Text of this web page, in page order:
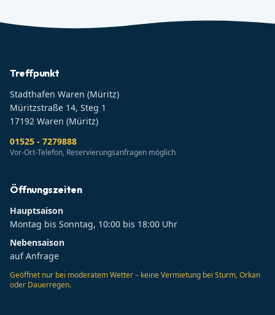
Treffpunkt
Stadthafen Waren (Müritz)
Müritzstraße 14, Steg 1
17192 Waren (Müritz)
01525 - 7279888
Vor-Ort-Telefon, Reservierungsanfragen möglich
Öffnungszeiten
Hauptsaison
Montag bis Sonntag, 10:00 bis 18:00 Uhr
Nebensaison
auf Anfrage
Geöffnet nur bei moderatem Wetter – keine Vermietung bei Sturm, Orkan
oder Dauerregen.